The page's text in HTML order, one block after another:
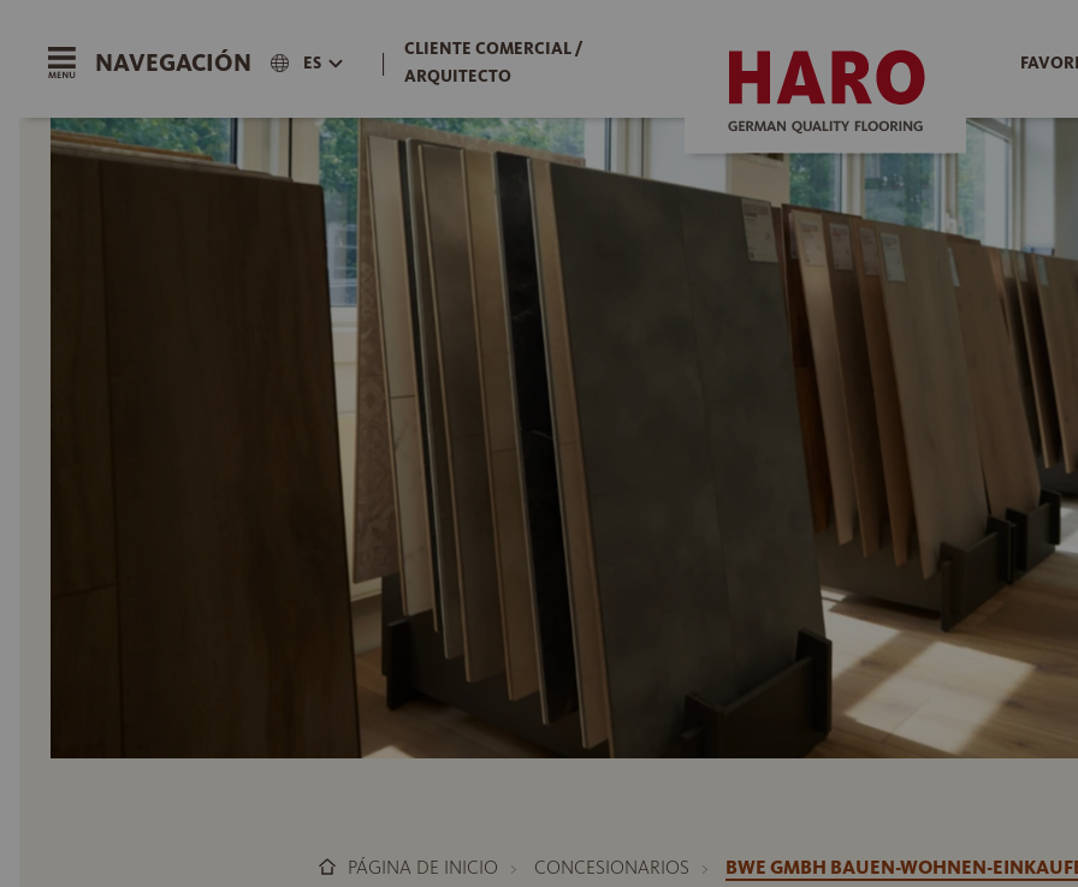
NAVEGACIÓN ES |
CLIENTE COMERCIAL /
ARQUITECTO
PÁGINA DE INICIO CONCESIONARIOS BWE GMBH BAUEN-WOHNEN-